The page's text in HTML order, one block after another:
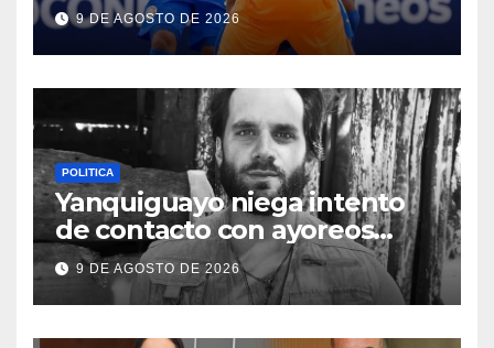
América Sub 17 de futsal
9 DE AGOSTO DE 2026
POLITICA
Yanquiguayo niega intento
de contacto con ayoreos
aislados
9 DE AGOSTO DE 2026